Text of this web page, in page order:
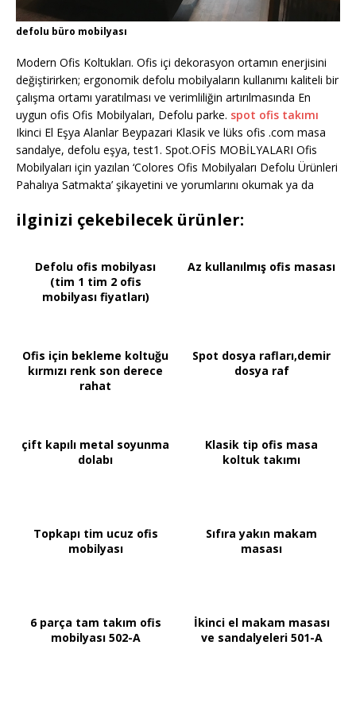
defolu büro mobilyası
Modern Ofis Koltukları. Ofis içi dekorasyon ortamın enerjisini
değiştirirken; ergonomik defolu mobilyaların kullanımı kaliteli bir
çalışma ortamı yaratılması ve verimliliğin artırılmasında En
uygun ofis Ofis Mobilyaları, Defolu parke. spot ofis takımı
Ikinci El Eşya Alanlar Beypazari Klasik ve lüks ofis .com masa
sandalye, defolu eşya, test1. Spot.OFİS MOBİLYALARI Ofis
Mobilyaları için yazılan ‘Colores Ofis Mobilyaları Defolu Ürünleri
Pahalıya Satmakta’ şikayetini ve yorumlarını okumak ya da
ilginizi çekebilecek ürünler:
Defolu ofis mobilyası
(tim 1 tim 2 ofis
mobilyası fiyatları)
Az kullanılmış ofis masası
Ofis için bekleme koltuğu
kırmızı renk son derece
rahat
Spot dosya rafları,demir
dosya raf
çift kapılı metal soyunma
dolabı
Klasik tip ofis masa
koltuk takımı
Topkapı tim ucuz ofis
mobilyası
Sıfıra yakın makam
masası
6 parça tam takım ofis
mobilyası 502-A
İkinci el makam masası
ve sandalyeleri 501-A